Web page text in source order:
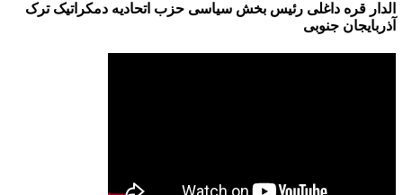
الدار قره داغلی رئیس بخش سیاسی حزب اتحادیه دمکراتیک ترک
آذربایجان جنوبی